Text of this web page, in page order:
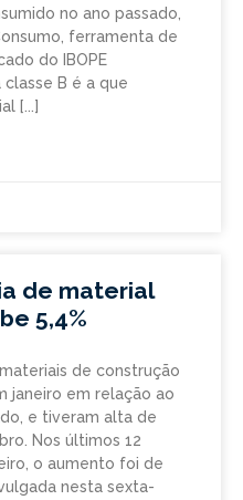
no ano passado,
ferramenta de
do IBOPE
B é a que
de material
5,4%
de construção
janeiro em relação ao
e tiveram alta de
Nos últimos 12
o aumento foi de
nesta sexta-